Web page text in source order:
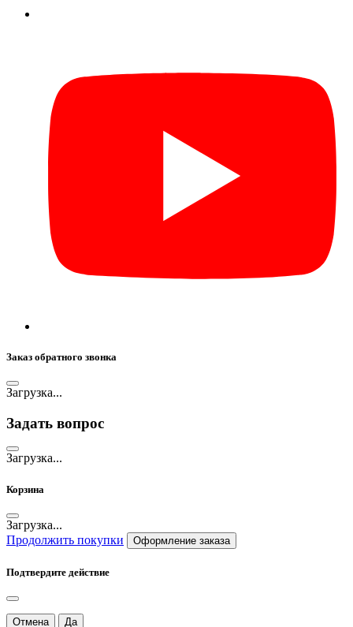
Заказ обратного звонка
Загрузка...
Задать вопрос
Загрузка...
Корзина
Загрузка...
Продолжить покупки
Оформление заказа
Подтвердите действие
Отмена Да